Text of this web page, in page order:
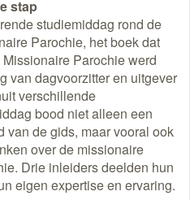
stap
studiemiddag rond de
Parochie, het boek dat
Parochie werd
van dagvoorzitter en uitgever
verschillende
bood niet alleen een
van de gids, maar vooral ook
over de missionaire
Drie inleiders deelden hun
eigen expertise en ervaring.